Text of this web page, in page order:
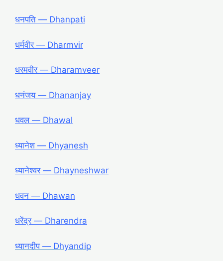
धनपति — Dhanpati
धर्मवीर — Dharmvir
धरमवीर — Dharamveer
धनंजय — Dhananjay
धवल — Dhawal
ध्यानेश — Dhyanesh
ध्यानेश्वर — Dhayneshwar
धवन — Dhawan
धरेंद्र — Dharendra
ध्यानदीप ― Dhyandip